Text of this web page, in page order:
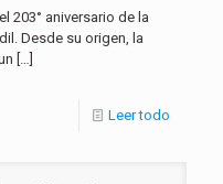
203° aniversario de la
Desde su origen, la
[…]
Leer todo